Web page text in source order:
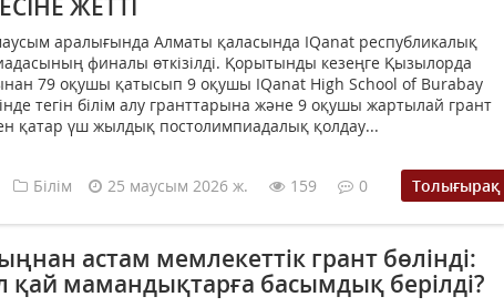
ЖЕТТІ
аралығында Алматы қаласында IQanat республикалық
финалы өткізілді. Қорытынды кезеңге Қызылорда
79 оқушы қатысып 9 оқушы IQanat High School of Burabay
тегін білім алу гранттарына және 9 оқушы жартылай грант
қатар үш жылдық постолимпиадалық қолдау...
Білім 25 маусым 2026 ж. 159 0 Толығырақ
астам мемлекеттік грант бөлінді:
қай мамандықтарға басымдық берілді?